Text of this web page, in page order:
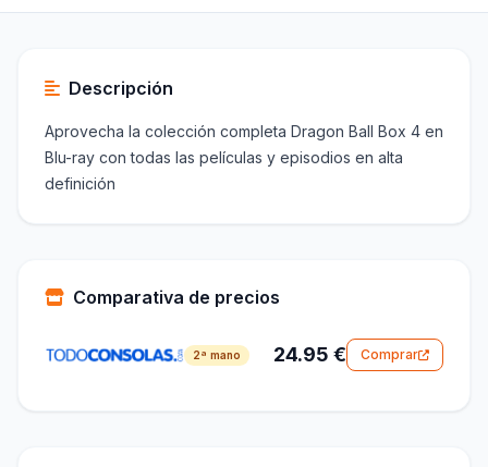
Descripción
Aprovecha la colección completa Dragon Ball Box 4 en
Blu-ray con todas las películas y episodios en alta
definición
Comparativa de precios
2ª mano 24.95 € Comprar